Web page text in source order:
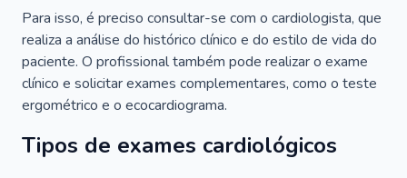
Para isso, é preciso consultar-se com o cardiologista, que
realiza a análise do histórico clínico e do estilo de vida do
paciente. O profissional também pode realizar o exame
clínico e solicitar exames complementares, como o teste
ergométrico e o ecocardiograma.
Tipos de exames cardiológicos